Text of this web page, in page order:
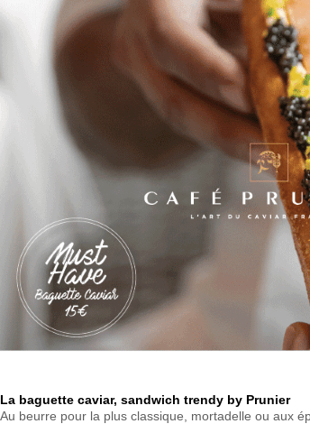
La baguette caviar, sandwich trendy by Prunier
Au beurre pour la plus classique, mortadelle ou aux